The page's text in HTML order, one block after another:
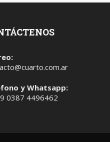
y Whatsapp:
0387 4496462